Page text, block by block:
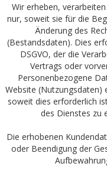
Wir erheben,
nur, soweit sie für die
Änderung des
(Bestandsdaten). Dies
DSGVO, der die
Vertrags oder
Personenbezogene
Website (Nutzungsdaten)
soweit dies erforderlich
des Dienstes zu
Die erhobenen
oder Beendigung der